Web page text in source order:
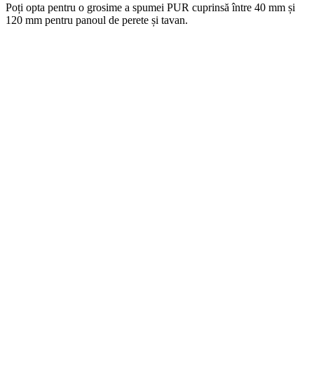
Poți opta pentru o grosime a spumei PUR cuprinsă între 40 mm și
120 mm pentru panoul de perete și tavan.